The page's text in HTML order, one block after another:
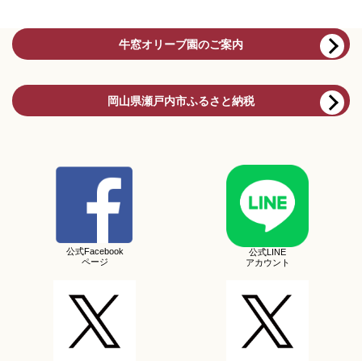
牛窓オリーブ園のご案内
岡山県瀬戸内市ふるさと納税
公式Facebook
ページ
公式LINE
アカウント